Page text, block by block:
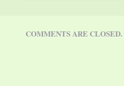
COMMENTS ARE CLOSED.